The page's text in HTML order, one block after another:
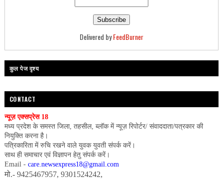
Delivered byFeedBurner
कुल पेज दृश्य
CONTACT
न्यूज़ एक्सप्रेस 18
मध्य प्रदेश के समस्त जिला, तहसील, ब्लॉक में न्यूज़ रिपोर्टर/ संवाददाता/पत्रकार की
नियुक्ति करना है।
पत्रिकारिता में रुचि रखने वाले युवक युवती संपर्क करें।
साथ ही समाचार एवं विज्ञापन हेतु संपर्क करें।
Email - care.newsexpress18@gmail.com
मो.- 9425467957, 9301524242,